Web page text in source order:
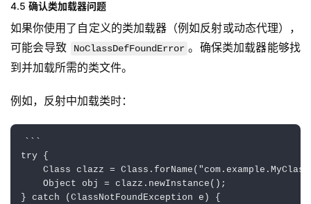
4.5 确认类加载器问题
如果你使用了自定义的类加载器（例如反射或动态代理），
可能会导致
NoClassDefFoundError 。确保类加载器能够找
到并加载所需的类文件。
例如，反射中加载类时：
try {
    Class
clazz =
    Object obj = clazz.newInstance();
} catch (ClassNotFoundException e) {